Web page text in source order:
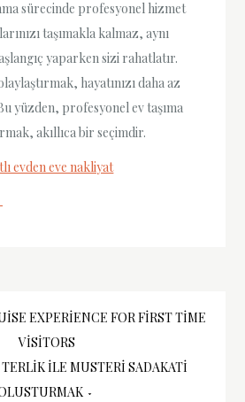
sürecinde profesyonel hizmet
taşımakla kalmaz, aynı
yaparken sizi rahatlatır.
hayatınızı daha az
yüzden, profesyonel ev taşıma
akıllıca bir seçimdir.
evden eve nakliyat
EXPERIENCE FOR FIRST TIME
VISITORS
İLE MUSTERI SADAKATI